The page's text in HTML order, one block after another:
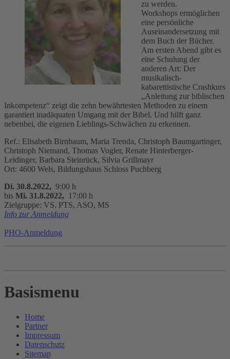
zu werden.
Workshops ermöglichen
eine persönliche
Auseinandersetzung mit
dem Buch der Bücher.
Am ersten Abend gibt es
eine Schulung der
anderen Art: Der
musikalisch-
kabarettistische Crashkurs
„Anleitung zur biblischen
Inkompetenz“ zeigt die zehn bewährtesten Methoden zu einem
garantiert inadäquaten Umgang mit der Bibel. Und hilft ganz
nebenbei, die eigenen Lieblings-Schwächen zu erkennen.
Ref.: Elisabeth Birnbaum, Maria Trenda, Christoph Baumgartinger,
Christoph Niemand, Thomas Vogler, Renate Hinterberger-
Leidinger, Barbara Steinrück, Silvia Grillmayr
Ort: 4600 Wels, Bildungshaus Schloss Puchberg
Di. 30.8.2022, 9:00 h
bis Mi. 31.8.2022, 17:00 h
Zielgruppe: VS, PTS, ASO, MS
Info zur Anmeldung
PHO-Anmeldung
Basismenu
Home
Partner
Impressum
Datenschutz
Sitemap